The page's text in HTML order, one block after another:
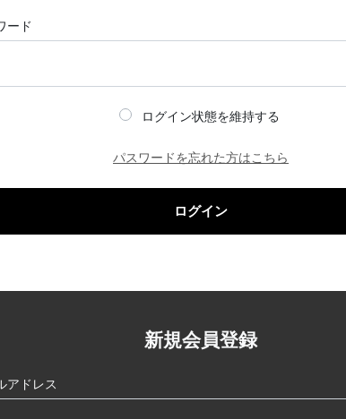
ード
ログイン状態を維持する
パスワードを忘れた方はこちら
ログイン
新規会員登録
アドレス